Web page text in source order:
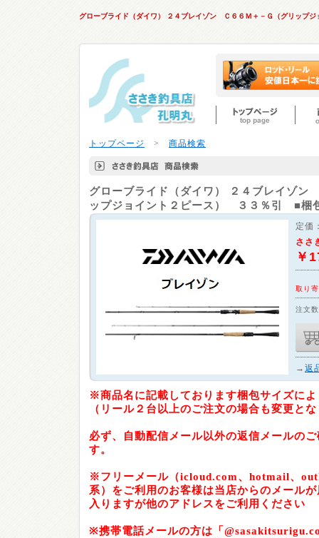
グローブライド（ダイワ） ２４ブレイゾン Ｃ６６Ｍ＋－Ｇ（グリップ
トップページ > 商品検索
グローブライド（ダイワ）
２４ブレイゾン
ップジョイント２ピース） ３３％引 ■梱
定価
ささ
￥
取り
注文
→ 返
※商品名に記載しております梱包サイズに
（リール２台以上のご注文の場合も変更と
必ず、自動配信メール以外の返信メールの
す。
※フリーメール（icloud.com、hotmail、
系）をご利用のお客様は当店からのメール
入りますが他のアドレスをご利用ください
※携帯電話メールの方は「